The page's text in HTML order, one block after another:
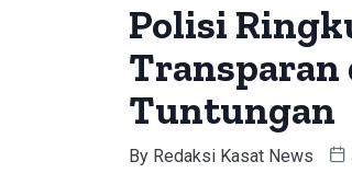
Polisi
Transparan
Tuntungan
By Redaksi Kasat News